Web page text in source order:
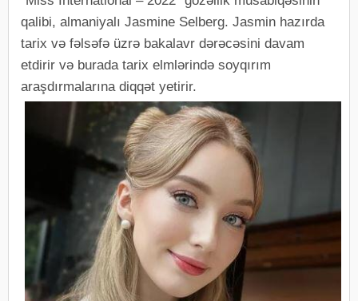
qalibi, almaniyalı Jasmine Selberg. Jasmin hazırda
tarix və fəlsəfə üzrə bakalavr dərəcəsini davam
etdirir və burada tarix elmlərində soyqırım
araşdırmalarına diqqət yetirir.